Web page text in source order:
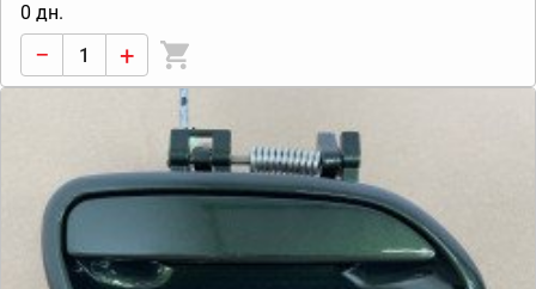
0 дн.
− +